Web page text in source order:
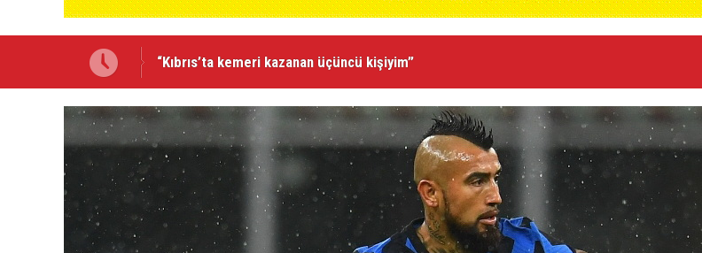
Lefkoşa’da ralli heyecanı yaşanacak